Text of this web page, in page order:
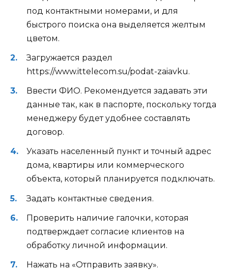
под контактными номерами, и для
быстрого поиска она выделяется желтым
цветом.
Загружается раздел
https://www.ittelecom.su/podat-zaiavku.
Ввести ФИО. Рекомендуется задавать эти
данные так, как в паспорте, поскольку тогда
менеджеру будет удобнее составлять
договор.
Указать населенный пункт и точный адрес
дома, квартиры или коммерческого
объекта, который планируется подключать.
Задать контактные сведения.
Проверить наличие галочки, которая
подтверждает согласие клиентов на
обработку личной информации.
Нажать на «Отправить заявку».